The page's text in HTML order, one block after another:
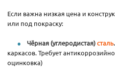
Если важна низкая цена и
или под покраску:
Чёрная (углеродистая)сталь.
каркасов. Требует
оцинковка)